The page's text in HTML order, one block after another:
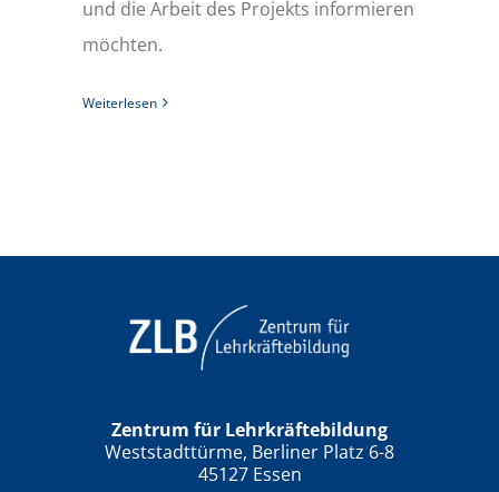
und die Arbeit des Projekts informieren
möchten.
Weiterlesen
Zentrum für Lehrkräftebildung
Weststadttürme, Berliner Platz 6-8
45127 Essen